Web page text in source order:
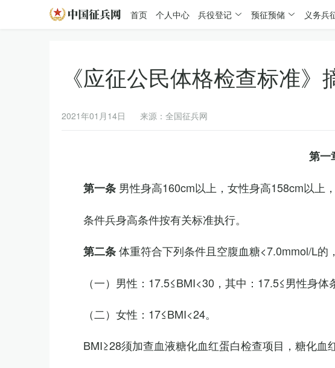
首页 个人中心 兵役登记 预征预储 义务兵
《应征公民体格检查标准》
2021年01月14日 来源：全国征兵网
第一
第一条 男性身高160cm以上，女性身高158cm以上，
条件兵身高条件按有关标准执行。
第二条体重符合下列条件且空腹血糖<7.0mmol/L的
（一）男性：17.5≤BMI<30，其中：17.5≤男性身体
（二）女性：17≤BMI<24。
BMI≥28须加查血液糖化血红蛋白检查项目，糖化血